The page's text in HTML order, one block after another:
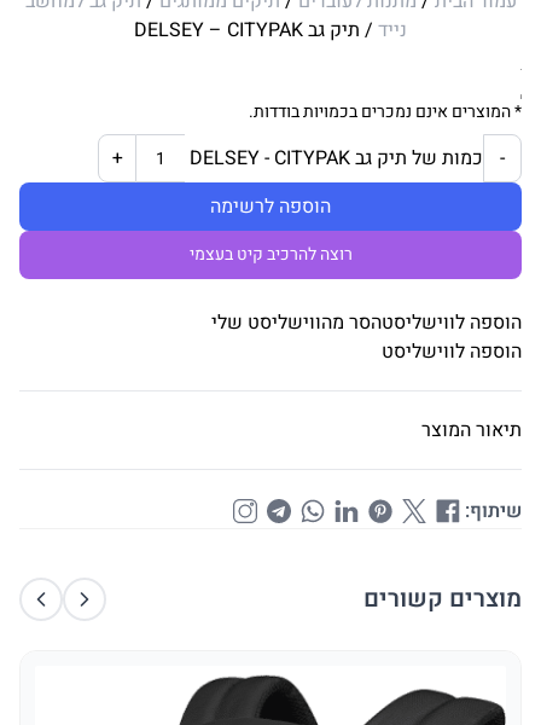
נייד / תיק גב DELSEY – CITYPAK
* המוצרים אינם נמכרים בכמויות בודדות.
- כמות של תיק גב DELSEY - CITYPAK
+
הוספה לרשימה
רוצה להרכיב קיט בעצמי
הוספה לווישליסטהסר מהווישליסט שלי
הוספה לווישליסט
תיאור המוצר
שיתוף:
מוצרים קשורים